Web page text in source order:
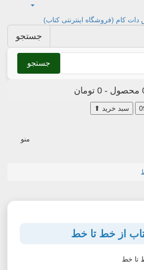
جستجو
جستجو
سبد خرید ⬆
منو
از خط تا خط